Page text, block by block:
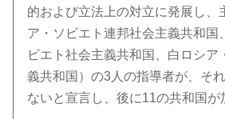
的および立法上の対立に発展し、
ア・ソビエト連邦社会主義共和国
ビエト社会主義共和国、白ロシア
義共和国）の3人の指導者が、そ
ないと宣言し、後に11の共和国が